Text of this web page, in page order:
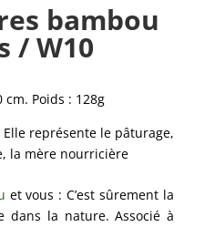
bambou
/ W10
cm. Poids : 128g
représente le pâturage,
la mère nourricière
et vous : C’est sûrement la
dans la nature. Associé à